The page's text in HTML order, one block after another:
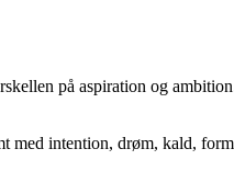
på aspiration og
intention, drøm, kald,